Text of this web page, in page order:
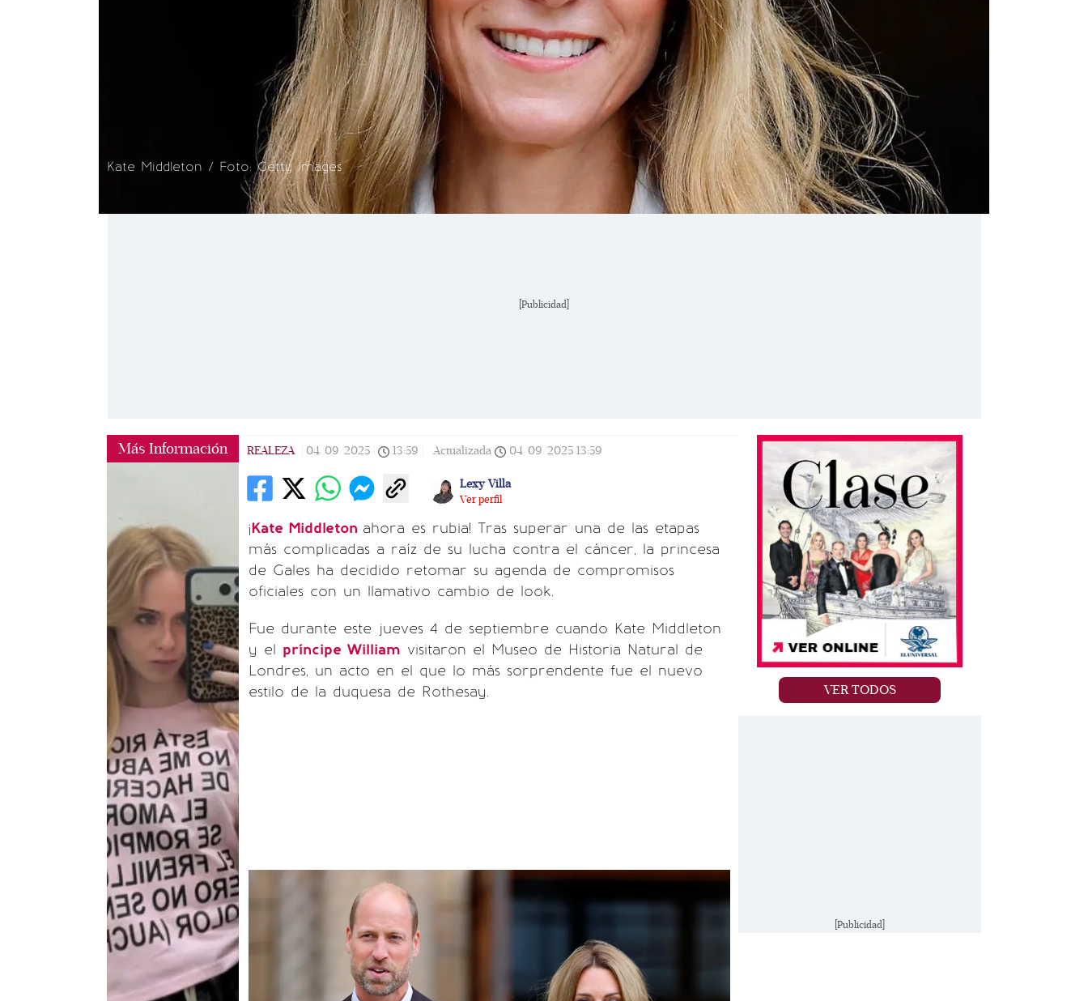
Kate Middleton / Foto: Getty Images
[Publicidad]
Más Información REALEZA 04/09/2025 13:59 Actualizada 04/09/2025 13:59
Lexy Villa
Ver perfil
¡Kate Middleton ahora es rubia! Tras superar una de las etapas
más complicadas a raíz de su lucha contra el cáncer, la princesa
de Gales ha decidido retomar su agenda de compromisos
oficiales con un llamativo cambio de look.
Fue durante este jueves 4 de septiembre cuando Kate Middleton
y el príncipe William visitaron el Museo de Historia Natural de
Londres, un acto en el que lo más sorprendente fue el nuevo
estilo de la duquesa de Rothesay.
VER TODOS
[Publicidad]